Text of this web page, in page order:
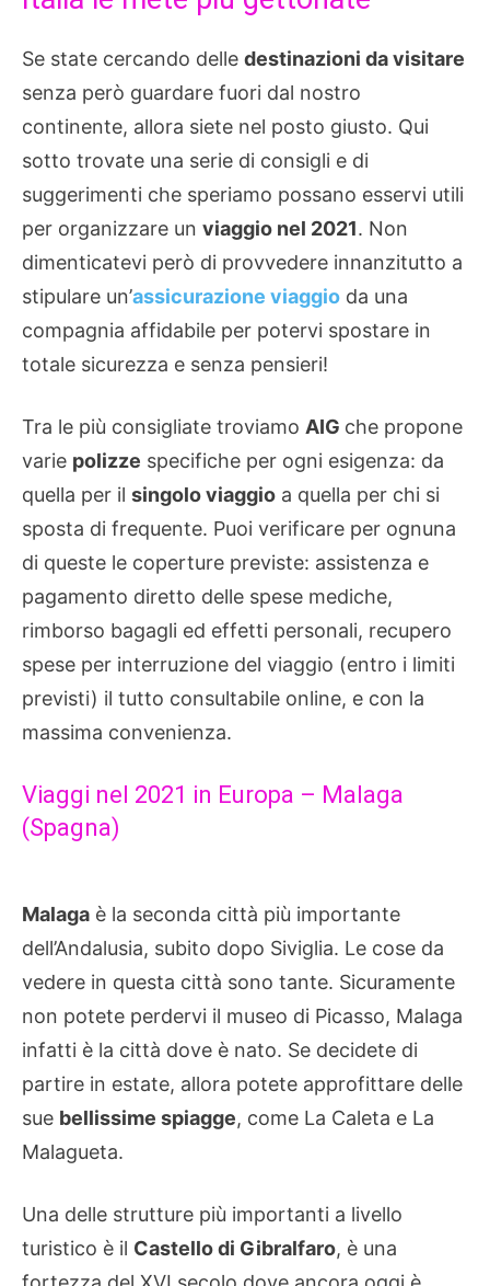
Se state cercando delle destinazioni da visitare
senza però guardare fuori dal nostro
continente, allora siete nel posto giusto. Qui
sotto trovate una serie di consigli e di
suggerimenti che speriamo possano esservi utili
per organizzare un viaggio nel 2021. Non
dimenticatevi però di provvedere innanzitutto a
stipulare un’assicurazione viaggio da una
compagnia affidabile per potervi spostare in
totale sicurezza e senza pensieri!
Tra le più consigliate troviamo AIG che propone
varie polizze specifiche per ogni esigenza: da
quella per il singolo viaggio a quella per chi si
sposta di frequente. Puoi verificare per ognuna
di queste le coperture previste: assistenza e
pagamento diretto delle spese mediche,
rimborso bagagli ed effetti personali, recupero
spese per interruzione del viaggio (entro i limiti
previsti) il tutto consultabile online, e con la
massima convenienza.
Viaggi nel 2021 in Europa – Malaga
(Spagna)
Malaga è la seconda città più importante
dell’Andalusia, subito dopo Siviglia. Le cose da
vedere in questa città sono tante. Sicuramente
non potete perdervi il museo di Picasso, Malaga
infatti è la città dove è nato. Se decidete di
partire in estate, allora potete approfittare delle
sue bellissime spiagge, come La Caleta e La
Malagueta.
Una delle strutture più importanti a livello
turistico è il Castello di Gibralfaro, è una